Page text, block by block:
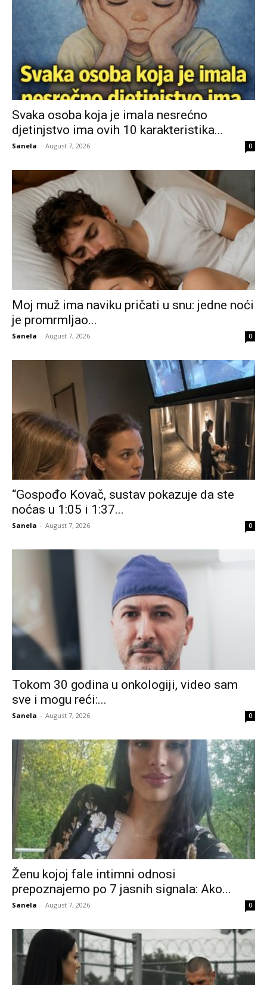
Svaka osoba koja je imala nesrećno
djetinjstvo ima ovih 10 karakteristika...
Sanela - August 7, 2026 0
Moj muž ima naviku pričati u snu: jedne noći
je promrmljao...
Sanela - August 7, 2026 0
“Gospođo Kovač, sustav pokazuje da ste
noćas u 1:05 i 1:37...
Sanela - August 7, 2026 0
Tokom 30 godina u onkologiji, video sam
sve i mogu reći:...
Sanela - August 7, 2026 0
Ženu kojoj fale intimni odnosi
prepoznajemo po 7 jasnih signala: Ako...
Sanela - August 7, 2026 0